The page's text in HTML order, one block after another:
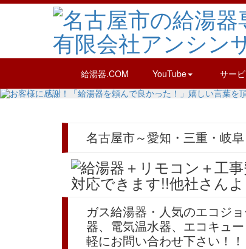
給湯器.COM YouTube サー
名古屋市～愛知・三重・岐
ガス給湯器・人気のエコジ
器、電気温水器、エコキュ
軽にお問い合わせ下さい！！